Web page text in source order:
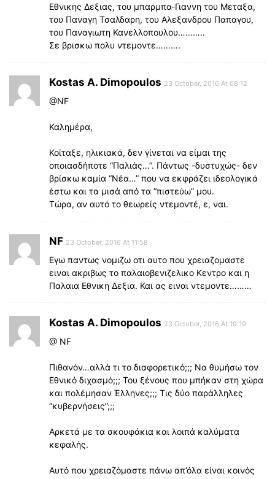
Εθνικης Δεξιας, του μπαρμπα-Γιαννη του Μεταξα,
του Παναγη Τσαλδαρη, του Αλεξανδρου Παπαγου,
του Παναγιωτη Κανελλοπουλου………..
Σε βρισκω πολυ ντεμοντε……….
Kostas A. Dimopoulos 23 October, 2016 At 08:12
@NF
Καλημέρα,
Κοίταξε, ηλικιακά, δεν γίνεται να είμαι της
οποιασδήποτε “Παλιάς…”. Πάντως -δυστυχώς- δεν
βρίσκω καμία “Νέα…” που να εκφράζει ιδεολογικά
έστω και τα μισά από τα “πιστεύω” μου.
Τώρα, αν αυτό το θεωρείς ντεμοντέ, ε, ναι.
NF 23 October, 2016 At 11:58
Εγω παντως νομιζω οτι αυτο που χρειαζομαστε
ειναι ακριβως το παλαιοβενιζελικο Κεντρο και η
Παλαια Εθνικη Δεξια. Και ας ειναι ντεμοντε………
Kostas A. Dimopoulos 23 October, 2016 At 19:19
@ NF
Πιθανόν…αλλά τι το διαφορετικό;;; Να θυμήσω τον
Εθνικό διχασμό;;; Του ξένους που μπήκαν στη χώρα
και πολέμησαν Έλληνες;;; Τις δύο παράλληλες
“κυβερνήσεις”;;;
Αρκετά με τα σκουφάκια και λοιπά καλύματα
κεφαλής.
Αυτό που χρειαζόμαστε πάνω απ’όλα είναι κοινός